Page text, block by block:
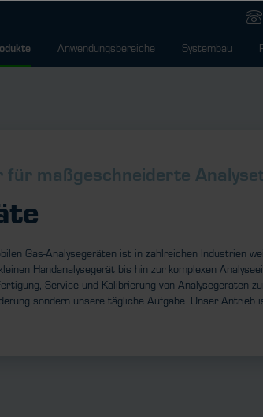
Anwendungsbereiche Systembau
maßgeschneiderte
Gas-Analysegeräten ist in zahlreichen Industrien
Handanalysegerät bis hin zur komplexen
Service und Kalibrierung von Analysegeräten
sondern unsere tägliche Aufgabe. Unser